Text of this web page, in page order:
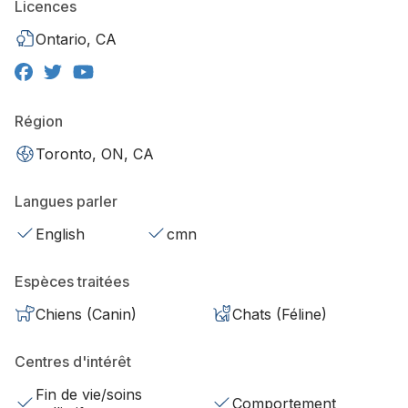
Licences
Ontario, CA
Région
Toronto, ON, CA
Langues parler
English
cmn
Espèces traitées
Chiens (Canin)
Chats (Féline)
Centres d'intérêt
Fin de vie/soins
Comportement